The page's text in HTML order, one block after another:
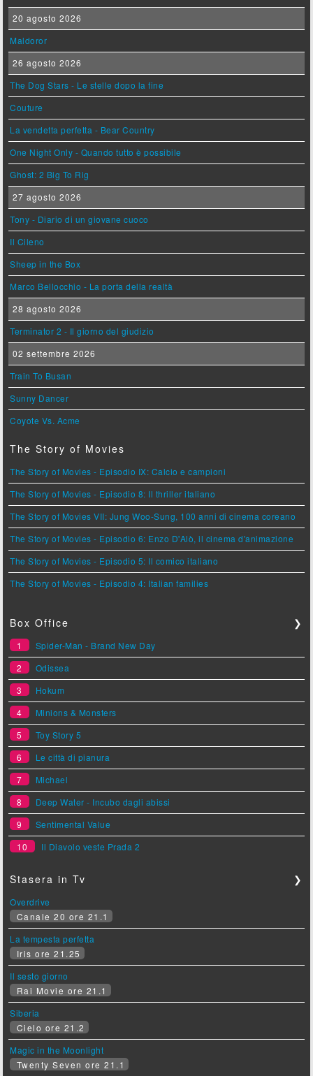
20 agosto 2026
Maldoror
26 agosto 2026
The Dog Stars - Le stelle dopo la fine
Couture
La vendetta perfetta - Bear Country
One Night Only - Quando tutto è possibile
Ghost: 2 Big To Rig
27 agosto 2026
Tony - Diario di un giovane cuoco
Il Cileno
Sheep in the Box
Marco Bellocchio - La porta della realtà
28 agosto 2026
Terminator 2 - Il giorno del giudizio
02 settembre 2026
Train To Busan
Sunny Dancer
Coyote Vs. Acme
The Story of Movies
The Story of Movies - Episodio IX: Calcio e campioni
The Story of Movies - Episodio 8: Il thriller italiano
The Story of Movies VII: Jung Woo-Sung, 100 anni di cinema coreano
The Story of Movies - Episodio 6: Enzo D'Alò, il cinema d'animazione
The Story of Movies - Episodio 5: Il comico italiano
The Story of Movies - Episodio 4: Italian families
Box Office ❯
1
Spider-Man - Brand New Day
2
Odissea
3
Hokum
4
Minions & Monsters
5
Toy Story 5
6
Le città di pianura
7
Michael
8
Deep Water - Incubo dagli abissi
9
Sentimental Value
10
Il Diavolo veste Prada 2
Stasera in Tv ❯
Overdrive
Canale 20 ore 21.1
La tempesta perfetta
Iris ore 21.25
Il sesto giorno
Rai Movie ore 21.1
Siberia
Cielo ore 21.2
Magic in the Moonlight
Twenty Seven ore 21.1